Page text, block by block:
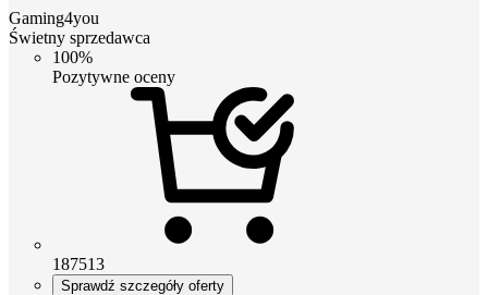
Gaming4you
Świetny sprzedawca
100%
Pozytywne oceny
187513
Sprawdź szczegóły oferty